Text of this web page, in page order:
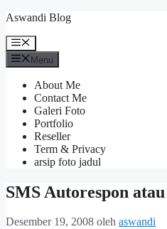
Langsung
isi
Aswandi Blog
Menu
Menu
About Me
Contact Me
Galeri Foto
Portfolio
Reseller
Term & Privacy
arsip foto jadul
SMS Autorespon
Desember 19, 2008 oleh aswandi